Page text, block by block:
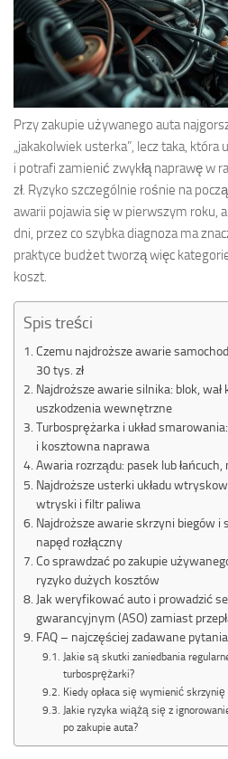
Przy zakupie używanego auta
„jakakolwiek usterka”, lecz taka, która
i potrafi zamienić zwykłą naprawę w
zł. Ryzyko szczególnie rośnie na
awarii pojawia się w pierwszym roku,
dni, przez co szybka diagnoza ma
praktyce budżet tworzą więc
koszt.
Spis treści
Czemu najdroższe awarie
30 tys. zł
Najdroższe awarie silnika: blok, wał
uszkodzenia wewnętrzne
Turbosprężarka i układ
i kosztowna naprawa
Awaria rozrządu: pasek lub
Najdroższe usterki układu
wtryski i filtr paliwa
Najdroższe awarie skrzyni biegów i
napęd rozłączny
Co sprawdzać po zakupie
ryzyko dużych kosztów
Jak weryfikować auto i prowadzić
gwarancyjnym (ASO) zamiast
FAQ – najczęściej zadawane pytania
Jakie są skutki zaniedbania
turbosprężarki?
Kiedy opłaca się wymienić
Jakie ryzyka wiążą się z
po zakupie auta?